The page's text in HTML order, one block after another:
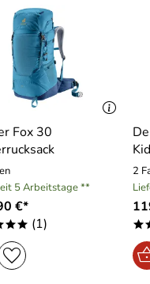
gegeben, die
Sportstyle 514
Würzburgerstraße 154,
Fox 30
5 Arbeitstage **
€*
(1)
2